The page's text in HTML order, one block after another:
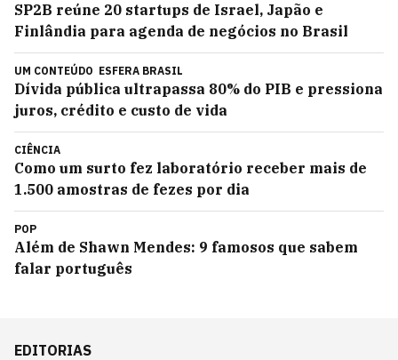
SP2B reúne 20 startups de Israel, Japão e
Finlândia para agenda de negócios no Brasil
UM CONTEÚDO ESFERA BRASIL
Dívida pública ultrapassa 80% do PIB e pressiona
juros, crédito e custo de vida
CIÊNCIA
Como um surto fez laboratório receber mais de
1.500 amostras de fezes por dia
POP
Além de Shawn Mendes: 9 famosos que sabem
falar português
EDITORIAS